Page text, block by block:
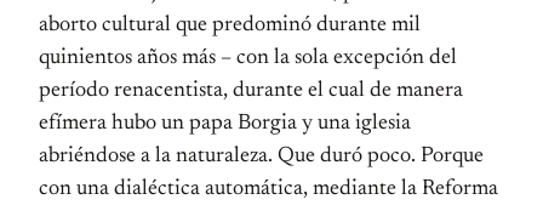
aborto cultural que predominó durante mil
quinientos años más – con la sola excepción del
período renacentista, durante el cual de manera
efímera hubo un papa Borgia y una iglesia
abriéndose a la naturaleza. Que duró poco. Porque
con una dialéctica automática, mediante la Reforma